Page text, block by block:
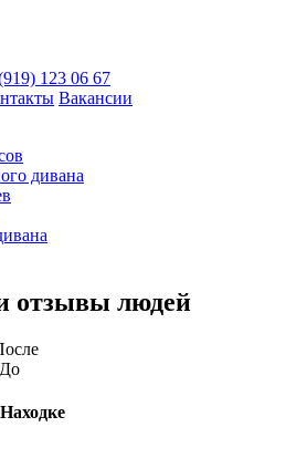
123 06 67
Вакансии
дивана
отзывы людей
До